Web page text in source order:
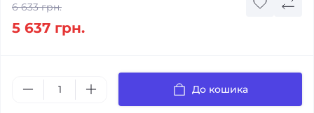
6 633 грн.
5 637 грн.
До кошика